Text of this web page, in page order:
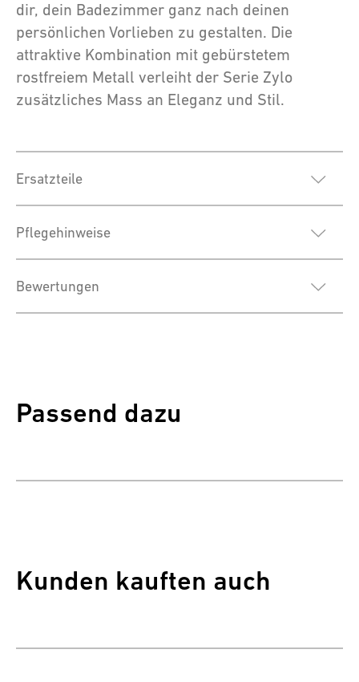
dir, dein Badezimmer ganz nach deinen
persönlichen Vorlieben zu gestalten. Die
attraktive Kombination mit gebürstetem
rostfreiem Metall verleiht der Serie Zylo
zusätzliches Mass an Eleganz und Stil.
Ersatzteile
Pflegehinweise
Bewertungen
Passend dazu
Kunden kauften auch